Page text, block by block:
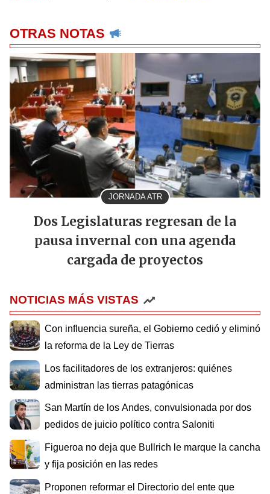
OTRAS NOTAS
JORNADA ATR
Dos Legislaturas regresan de la
pausa invernal con una agenda
cargada de proyectos
NOTICIAS MÁS VISTAS
Con influencia sureña, el Gobierno cedió y eliminó
la reforma de la Ley de Tierras
Los facilitadores de los extranjeros: quiénes
administran las tierras patagónicas
San Martín de los Andes, convulsionada por dos
pedidos de juicio político contra Saloniti
Figueroa no deja que Bullrich le marque la cancha
y fija posición en las redes
Proponen reformar el Directorio del ente que